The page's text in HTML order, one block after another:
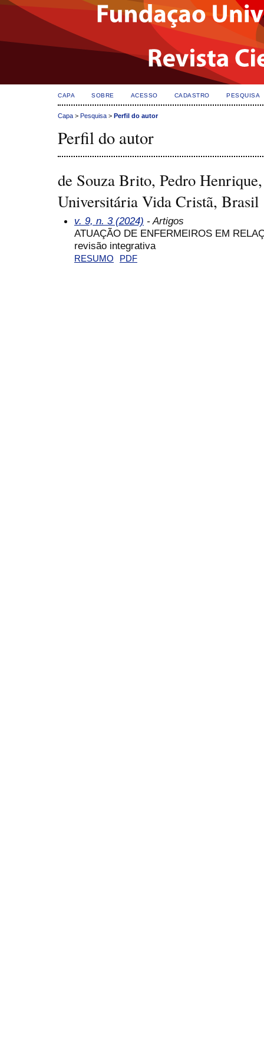
CAPA SOBRE ACESSO CADASTRO PESQUISA
Capa > Pesquisa > Perfil do autor
Perfil do autor
de Souza Brito, Pedro
Universitária Vida Cristã, Brasil
v. 9, n. 3 (2024) - Artigos
ATUAÇÃO DE ENFERMEIROS EM
revisão integrativa
RESUMO PDF